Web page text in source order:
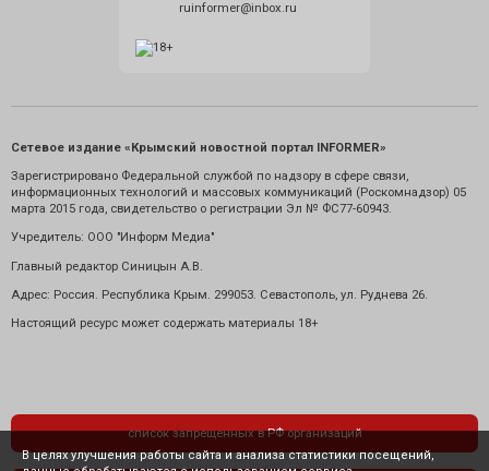
ruinformer@inbox.ru
Сетевое издание «Крымский новостной портал INFORMER»
Зарегистрировано Федеральной службой по надзору в сфере связи,
информационных технологий и массовых коммуникаций (Роскомнадзор) 05
марта 2015 года, свидетельство о регистрации Эл № ФС77-60943.
Учредитель: ООО "Информ Медиа"
Главный редактор Синицын А.В.
Адрес: Россия. Республика Крым. 299053. Севастополь, ул. Руднева 26.
Настоящий ресурс может содержать материалы 18+
список запрещенных в РФ организаций
В целях улучшения работы сайта и анализа статистики посещений,